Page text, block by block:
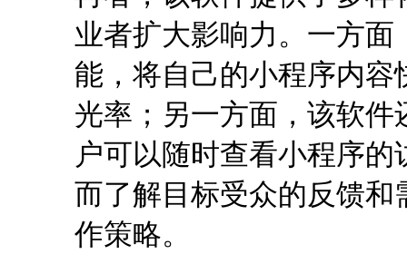
业者扩大影响力。一方
能，将自己的小程序内
光率；另一方面，该软
户可以随时查看小程序
而了解目标受众的反馈
作策略。